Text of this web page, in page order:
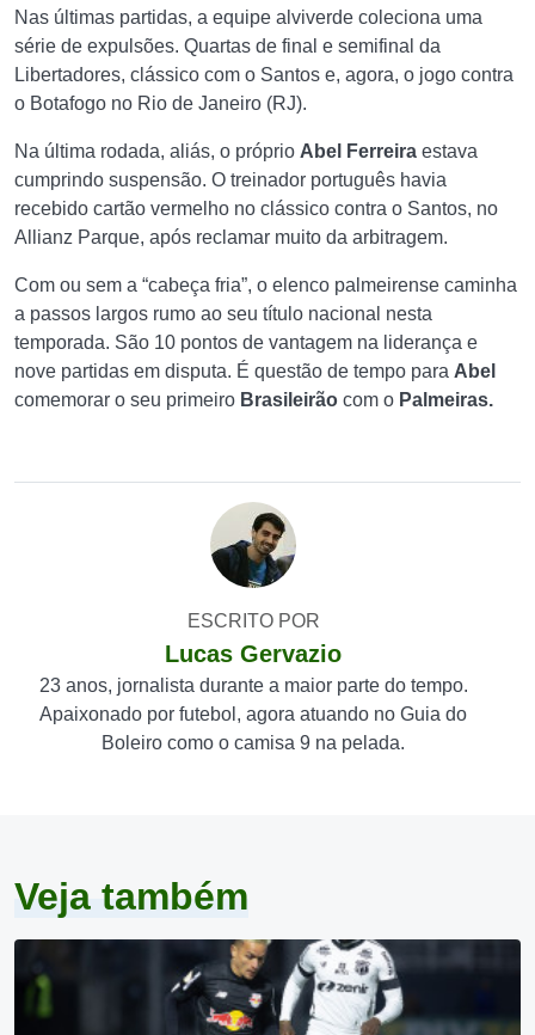
Nas últimas partidas, a equipe alviverde coleciona uma
série de expulsões. Quartas de final e semifinal da
Libertadores, clássico com o Santos e, agora, o jogo contra
o Botafogo no Rio de Janeiro (RJ).
Na última rodada, aliás, o próprio Abel Ferreira estava
cumprindo suspensão. O treinador português havia
recebido cartão vermelho no clássico contra o Santos, no
Allianz Parque, após reclamar muito da arbitragem.
Com ou sem a “cabeça fria”, o elenco palmeirense caminha
a passos largos rumo ao seu título nacional nesta
temporada. São 10 pontos de vantagem na liderança e
nove partidas em disputa. É questão de tempo para Abel
comemorar o seu primeiro Brasileirão com o Palmeiras.
ESCRITO POR
Lucas Gervazio
23 anos, jornalista durante a maior parte do tempo.
Apaixonado por futebol, agora atuando no Guia do
Boleiro como o camisa 9 na pelada.
Veja também